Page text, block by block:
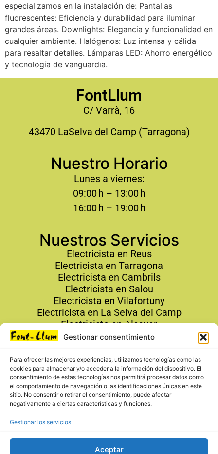
Gestionar consentimiento
Para ofrecer las mejores experiencias, utilizamos tecnologías como las
cookies para almacenar y/o acceder a la información del dispositivo. El
consentimiento de estas tecnologías nos permitirá procesar datos como
el comportamiento de navegación o las identificaciones únicas en este
sitio. No consentir o retirar el consentimiento, puede afectar
negativamente a ciertas características y funciones.
Gestionar los servicios
Aceptar
especializamos en la instalación de: Pantallas
fluorescentes: Eficiencia y durabilidad para iluminar
grandes áreas. Downlights: Elegancia y funcionalidad en
cualquier ambiente. Halógenos: Luz intensa y cálida
para resaltar detalles. Lámparas LED: Ahorro energético
y tecnología de vanguardia.
FontLlum
C/ Varrà, 16
43470 LaSelva del Camp (Tarragona)
Nuestro Horario
Lunes a viernes:
09:00 h – 13:00 h
16:00 h – 19:00 h
Nuestros Servicios
Electricista en Reus
Electricista en Tarragona
Electricista en Cambrils
Electricista en Salou
Electricista en Vilafortuny
Electricista en La Selva del Camp
Electricista en Alcover
679 19 19 24
info@fontllumreus.com
679 19 19 24